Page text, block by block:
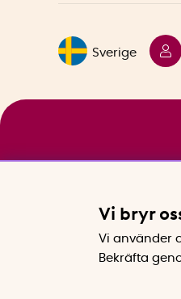
Sverige
Vi bryr
Vi använder
Bekräfta